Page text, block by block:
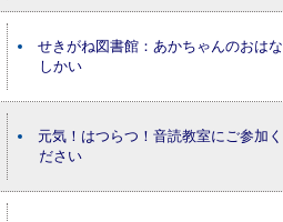
せきがね図書館：あかちゃんのおはな
しかい
元気！はつらつ！音読教室にご参加く
ださい